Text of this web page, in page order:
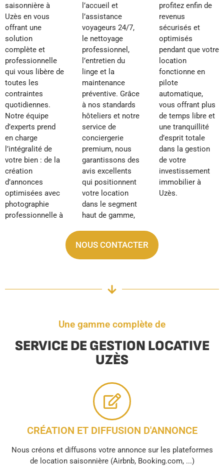
saisonnière à
Uzès en vous
offrant une
solution
complète et
professionnelle
qui vous libère de
toutes les
contraintes
quotidiennes.
Notre équipe
d’experts prend
en charge
l’intégralité de
votre bien : de la
création
d’annonces
optimisées avec
photographie
professionnelle à
l’accueil et
l’assistance
voyageurs 24/7,
le nettoyage
professionnel,
l’entretien du
linge et la
maintenance
préventive. Grâce
à nos standards
hôteliers et notre
service de
conciergerie
premium, nous
garantissons des
avis excellents
qui positionnent
votre location
dans le segment
haut de gamme,
profitez enfin de
revenus
sécurisés et
optimisés
pendant que votre
location
fonctionne en
pilote
automatique,
vous offrant plus
de temps libre et
une tranquillité
d’esprit totale
dans la gestion
de votre
investissement
immobilier à
Uzès.
NOUS CONTACTER
Une gamme complète de
SERVICE DE GESTION LOCATIVE
UZÈS
CRÉATION ET DIFFUSION D'ANNONCE
Nous créons et diffusons votre annonce sur les plateformes
de location saisonnière (Airbnb, Booking.com, ...)